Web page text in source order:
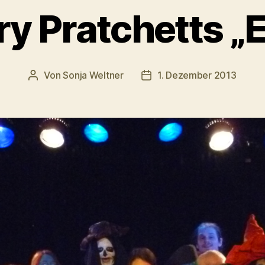
Pratchetts
Beitragsautor
VonSonja Weltner Veröffentlichungsdatum
1. Dezember 2013